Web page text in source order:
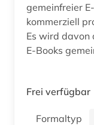
gemeinfreier
kommerziell
Es wird davon
E-Books
Frei verfügbar
Formaltyp